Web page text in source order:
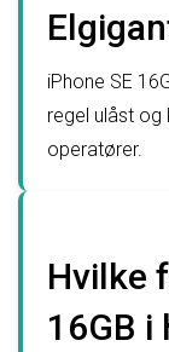
iPhone SE
regel ulåst og
operatører.
Hvilke
16GB i